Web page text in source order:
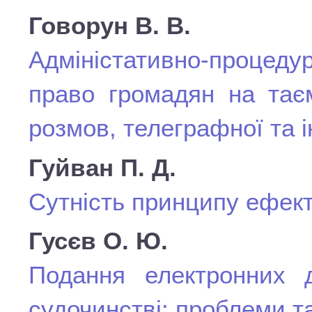
Говорун В. В.
Адміністативно-
право громадян на
розмов, телеграфної та
Гуйван П. Д.
Сутність принципу
Гусєв О. Ю.
Подання електронних